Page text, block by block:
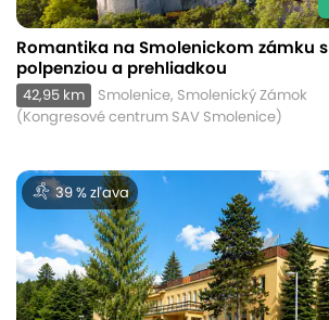
Romantika na Smolenickom zámku s
polpenziou a prehliadkou
42,95 km
Smolenice, Smolenický Zámok
(Kongresové centrum SAV Smolenice)
39 % zľava